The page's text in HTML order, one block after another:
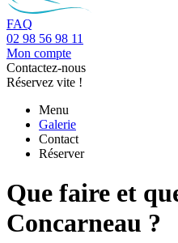
FAQ
02 98 56 98 11
Mon compte
Contactez-nous
Réservez vite !
Menu
Galerie
Contact
Réserver
Que faire et
Concarneau ?